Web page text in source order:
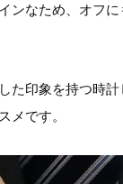
ンなため、オフ
た印象を持つ時
メです。